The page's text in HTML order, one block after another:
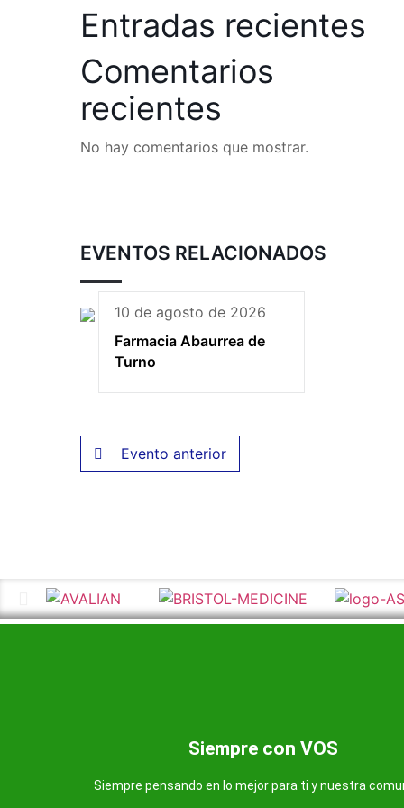
Entradas recientes
Comentarios
recientes
No hay comentarios que mostrar.
EVENTOS RELACIONADOS
10 de agosto de 2026
Farmacia Abaurrea de
Turno
Evento anterior
Siempre con VOS
Siempre pensando en lo mejor para ti y nuestra
Farmacia Avenida
Somos una farmacia al servicio de nuestra